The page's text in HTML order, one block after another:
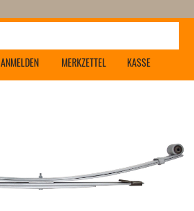
ANMELDEN MERKZETTEL KASSE